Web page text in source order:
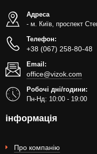
Адреса
- м. Київ, проспект
Телефон:
+38 (067) 258-80-48
Email:
office@vizok.com
Робочі дні/години:
Пн-Нд: 10:00 - 19:00
інформація
Про компанію